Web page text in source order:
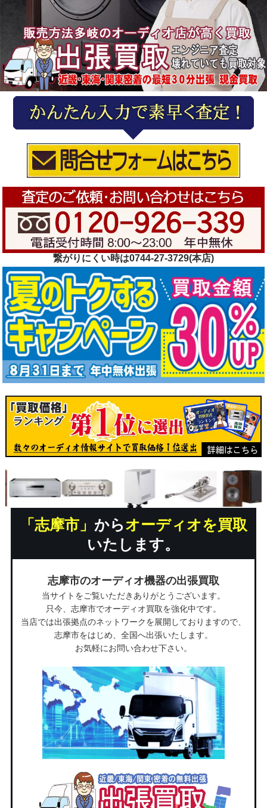
繋がりにくい時は0744-27-3729(本店)
「志摩市」 からオーディオを買取
いたします。
志摩市のオーディオ機器の出張買取
当サイトをご覧いただきありがとうございます。
只今、志摩市でオーディオ買取を強化中です。
当店では出張拠点のネットワークを展開しておりますので、
志摩市をはじめ、全国へ出張いたします。
お気軽にお問い合わせ下さい。